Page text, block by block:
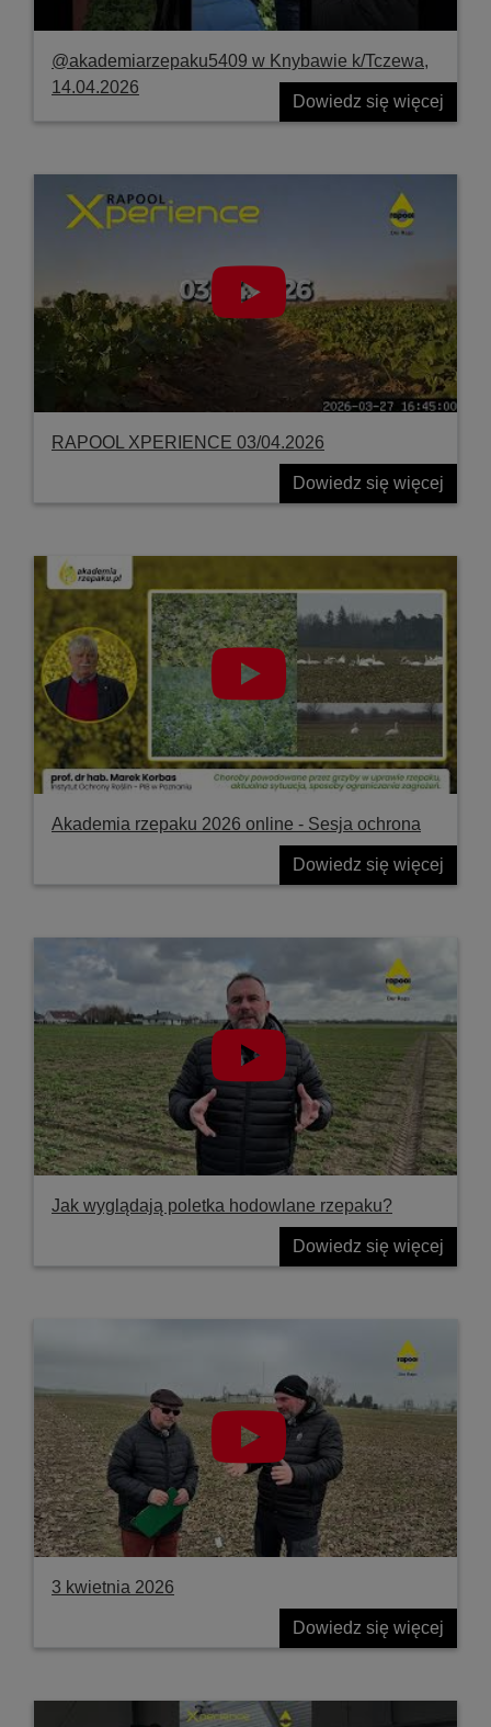
@akademiarzepaku5409 w Knybawie k/Tczewa,
14.04.2026
Dowiedz się więcej
RAPOOL XPERIENCE 03/04.2026
Dowiedz się więcej
Akademia rzepaku 2026 online - Sesja ochrona
Dowiedz się więcej
Jak wyglądają poletka hodowlane rzepaku?
Dowiedz się więcej
3 kwietnia 2026
Dowiedz się więcej